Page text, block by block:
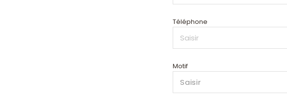
Téléphone
Motif
Saisir